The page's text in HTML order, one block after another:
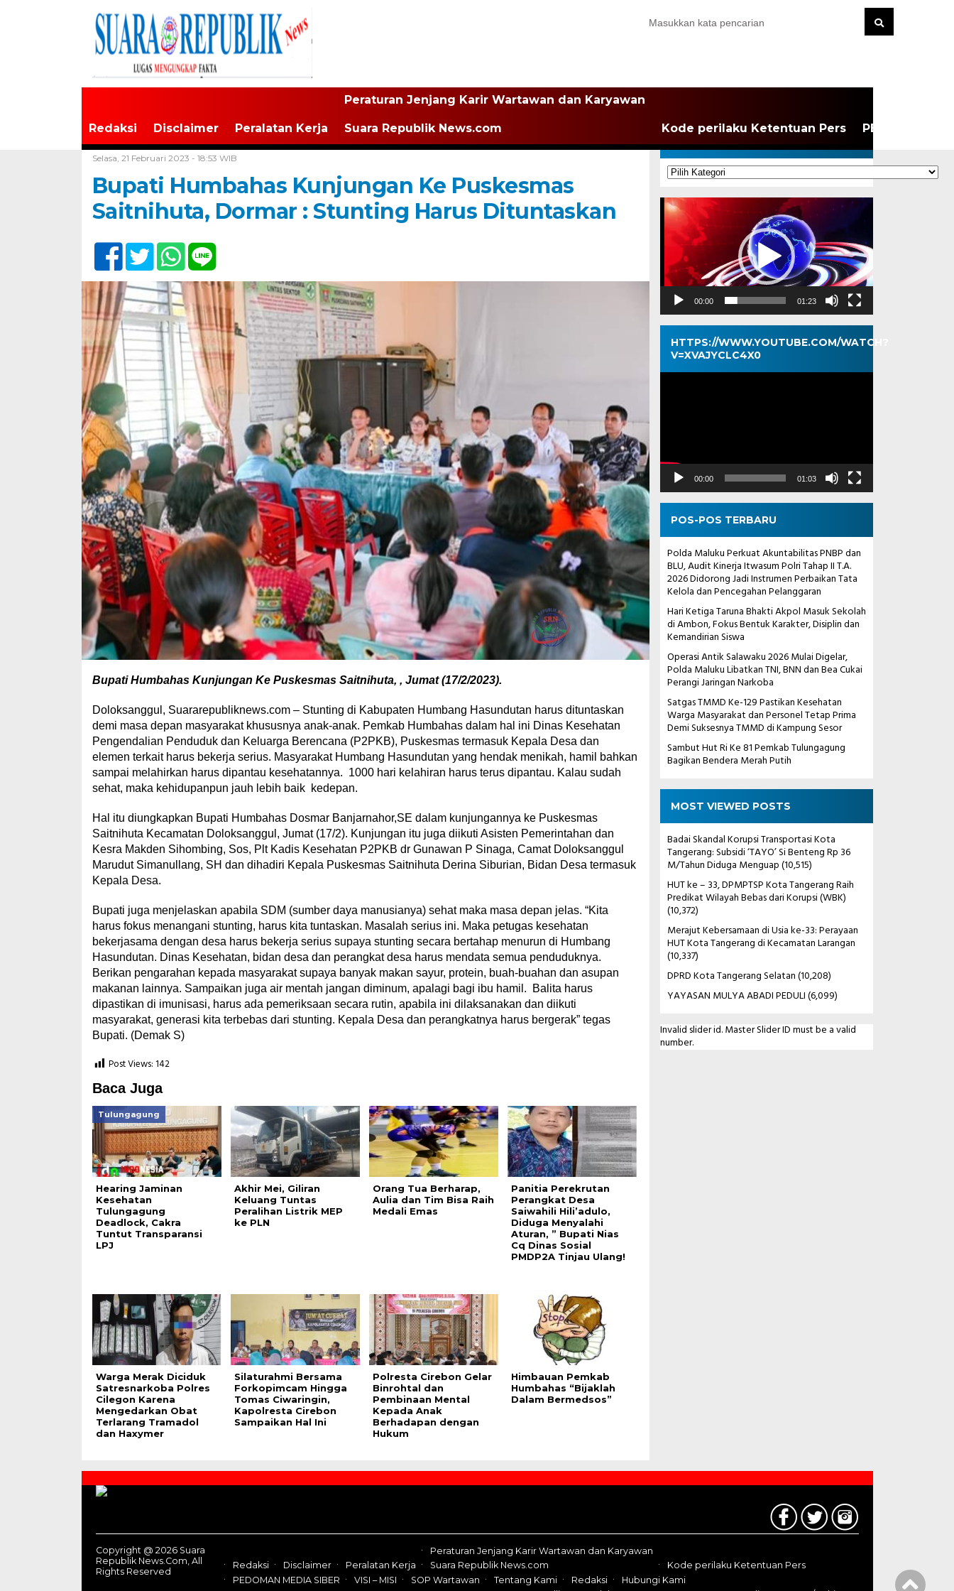
Redaksi Disclaimer Peralatan Kerja
Peraturan Jenjang Karir Wartawan dan Karyawan
Suara Republik News.com Kode perilaku Ketentuan Pers PEDOMAN
Selasa, 21 Februari 2023 - 18:53 WIB
Bupati Humbahas Kunjungan Ke Puskesmas
Saitnihuta, Dormar : Stunting Harus Dituntaskan
Bupati Humbahas Kunjungan Ke Puskesmas Saitnihuta, , Jumat (17/2/2023).
Doloksanggul, Suararepubliknews.com – Stunting di Kabupaten Humbang Hasundutan harus dituntaskan
demi masa depan masyarakat khususnya anak-anak. Pemkab Humbahas dalam hal ini Dinas Kesehatan
Pengendalian Penduduk dan Keluarga Berencana (P2PKB), Puskesmas termasuk Kepala Desa dan
elemen terkait harus bekerja serius. Masyarakat Humbang Hasundutan yang hendak menikah, hamil bahkan
sampai melahirkan harus dipantau kesehatannya. 1000 hari kelahiran harus terus dipantau. Kalau sudah
sehat, maka kehidupanpun jauh lebih baik kedepan.
Hal itu diungkapkan Bupati Humbahas Dosmar Banjarnahor,SE dalam kunjungannya ke Puskesmas
Saitnihuta Kecamatan Doloksanggul, Jumat (17/2). Kunjungan itu juga diikuti Asisten Pemerintahan dan
Kesra Makden Sihombing, Sos, Plt Kadis Kesehatan P2PKB dr Gunawan P Sinaga, Camat Doloksanggul
Marudut Simanullang, SH dan dihadiri Kepala Puskesmas Saitnihuta Derina Siburian, Bidan Desa termasuk
Kepala Desa.
Bupati juga menjelaskan apabila SDM (sumber daya manusianya) sehat maka masa depan jelas. “Kita
harus fokus menangani stunting, harus kita tuntaskan. Masalah serius ini. Maka petugas kesehatan
bekerjasama dengan desa harus bekerja serius supaya stunting secara bertahap menurun di Humbang
Hasundutan. Dinas Kesehatan, bidan desa dan perangkat desa harus mendata semua penduduknya.
Berikan pengarahan kepada masyarakat supaya banyak makan sayur, protein, buah-buahan dan asupan
makanan lainnya. Sampaikan juga air mentah jangan diminum, apalagi bagi ibu hamil. Balita harus
dipastikan di imunisasi, harus ada pemeriksaan secara rutin, apabila ini dilaksanakan dan diikuti
masyarakat, generasi kita terbebas dari stunting. Kepala Desa dan perangkatnya harus bergerak” tegas
Bupati. (Demak S)
Post Views: 142
Baca Juga
Tulungagung
Hearing Jaminan
Kesehatan
Tulungagung
Deadlock, Cakra
Tuntut Transparansi
LPJ
Akhir Mei, Giliran
Keluang Tuntas
Peralihan Listrik MEP
ke PLN
Orang Tua Berharap,
Aulia dan Tim Bisa Raih
Medali Emas
Panitia Perekrutan
Perangkat Desa
Saiwahili Hili’adulo,
Diduga Menyalahi
Aturan, ” Bupati Nias
Cq Dinas Sosial
PMDP2A Tinjau Ulang!
Warga Merak Diciduk
Satresnarkoba Polres
Cilegon Karena
Mengedarkan Obat
Terlarang Tramadol
dan Haxymer
Silaturahmi Bersama
Forkopimcam Hingga
Tomas Ciwaringin,
Kapolresta Cirebon
Sampaikan Hal Ini
Polresta Cirebon Gelar
Binrohtal dan
Pembinaan Mental
Kepada Anak
Berhadapan dengan
Hukum
Himbauan Pemkab
Humbahas “Bijaklah
Dalam Bermedsos”
KATEGORI
Kategori
Pemutar
Video
00:00 01:23
HTTPS://WWW.YOUTUBE.COM/WATCH?
V=XVAJYCLC4X0
Pemutar
00:00 01:03
POS-POS TERBARU
Polda Maluku Perkuat Akuntabilitas PNBP dan
BLU, Audit Kinerja Itwasum Polri Tahap II T.A.
2026 Didorong Jadi Instrumen Perbaikan Tata
Kelola dan Pencegahan Pelanggaran
Hari Ketiga Taruna Bhakti Akpol Masuk Sekolah
di Ambon, Fokus Bentuk Karakter, Disiplin dan
Kemandirian Siswa
Operasi Antik Salawaku 2026 Mulai Digelar,
Polda Maluku Libatkan TNI, BNN dan Bea Cukai
Perangi Jaringan Narkoba
Satgas TMMD Ke-129 Pastikan Kesehatan
Warga Masyarakat dan Personel Tetap Prima
Demi Suksesnya TMMD di Kampung Sesor
Sambut Hut Ri Ke 81 Pemkab Tulungagung
Bagikan Bendera Merah Putih
MOST VIEWED POSTS
Badai Skandal Korupsi Transportasi Kota
Tangerang: Subsidi ‘TAYO’ Si Benteng Rp 36
M/Tahun Diduga Menguap(10,515)
HUT ke – 33, DPMPTSP Kota Tangerang Raih
Predikat Wilayah Bebas dari Korupsi (WBK)
(10,372)
Merajut Kebersamaan di Usia ke-33: Perayaan
HUT Kota Tangerang di Kecamatan Larangan
(10,337)
DPRD Kota Tangerang Selatan(10,208)
YAYASAN MULYA ABADI PEDULI(6,099)
Invalid slider id. Master Slider ID must be a valid
number.
Copyright @ 2026 Suara
Republik News.Com, All
Rights Reserved
Redaksi Disclaimer Peralatan Kerja
Peraturan Jenjang Karir Wartawan dan Karyawan
Suara Republik News.com
Kode perilaku Ketentuan Pers
PEDOMAN MEDIA SIBER
VISI – MISI SOP Wartawan Tentang Kami Redaksi
Hubungi Kami